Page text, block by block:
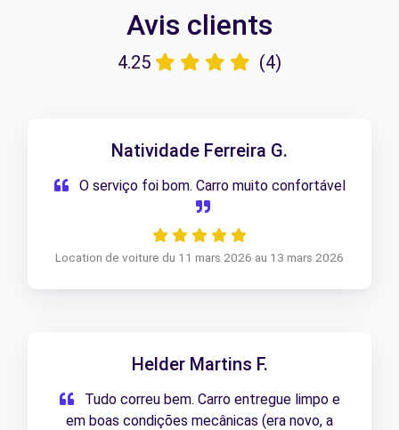
Avis clients
4.25 (4)
Natividade Ferreira G.
O serviço foi bom. Carro muito confortável
Location de voiture du 11 mars 2026 au 13 mars 2026
Helder Martins F.
Tudo correu bem. Carro entregue limpo e
em boas condições mecânicas (era novo, a